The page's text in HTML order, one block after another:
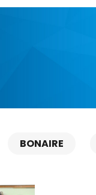
BONAIRE